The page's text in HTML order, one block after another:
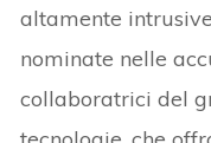
altamente
nominate nelle
collaboratrici del